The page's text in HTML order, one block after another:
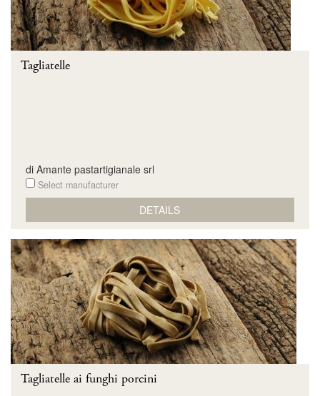
Tagliatelle
di Amante pastartigianale srl
Select manufacturer
DETAILS
Tagliatelle ai funghi porcini